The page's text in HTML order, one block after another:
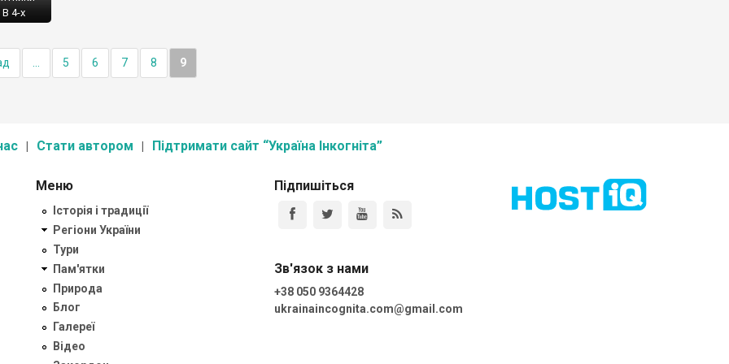
4-х
та
5 6 7 8 9
Стати автором Підтримати сайт “Україна Інкогніта”
Меню
Історія і традиції
Регіони України
Тури
Пам'ятки
Природа
Блог
Галереї
Відео
Підпишіться
Зв'язок з нами
+38 050 9364428
ukrainaincognita.com@gmail.com